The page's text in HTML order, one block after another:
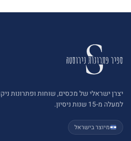
יצרן ישראלי של מכסים, שוחות ופתרונות
למעלה מ-15 שנות ניסיון.
מיוצר בישראל